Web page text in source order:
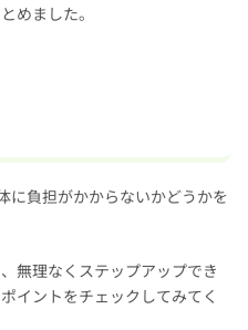
めました。
に負担がかからないかどうかを
無理なくステップアップでき
イントをチェックしてみてく